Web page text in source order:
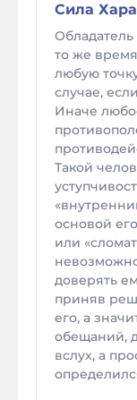
Сила
Обладатель
то же
любую
случае,
Иначе
Такой
основой
или
доверять
приняв
его, а
обещаний,
вслух, а